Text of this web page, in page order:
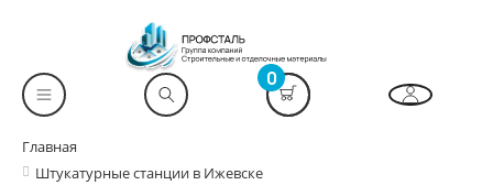
0
Главная
Штукатурные станции в Ижевске